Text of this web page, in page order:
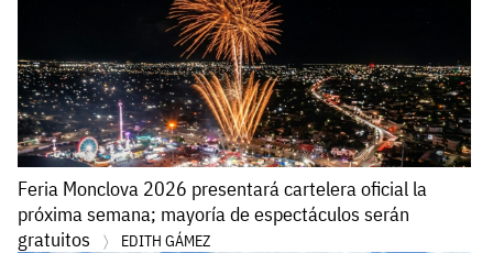
Feria Monclova 2026 presentará cartelera oficial la
próxima semana; mayoría de espectáculos serán
gratuitos
EDITH GÁMEZ